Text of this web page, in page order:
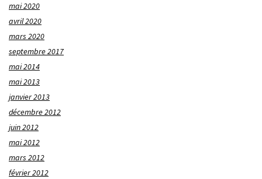
mai 2020
avril 2020
mars 2020
septembre 2017
mai 2014
mai 2013
janvier 2013
décembre 2012
juin 2012
mai 2012
mars 2012
février 2012